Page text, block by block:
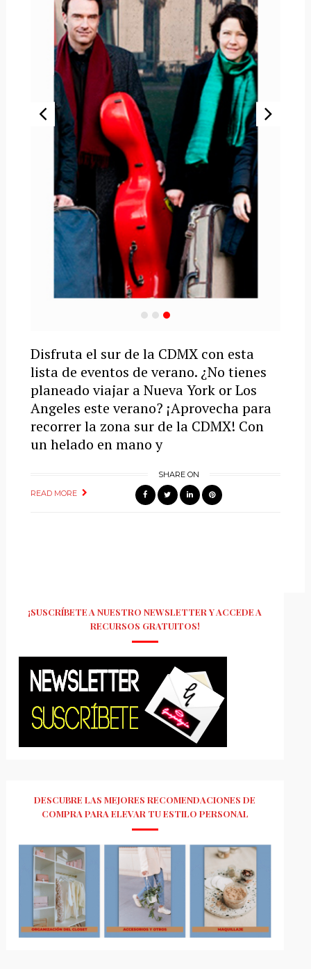
Disfruta el sur de la CDMX con esta
lista de eventos de verano. ¿No tienes
planeado viajar a Nueva York or Los
Angeles este verano? ¡Aprovecha para
recorrer la zona sur de la CDMX! Con
un helado en mano y
READ MORE
SHARE ON
¡SUSCRÍBETE A NUESTRO NEWSLETTER Y ACCEDE A
RECURSOS GRATUITOS!
DESCUBRE LAS MEJORES RECOMENDACIONES DE
COMPRA PARA ELEVAR TU ESTILO PERSONAL